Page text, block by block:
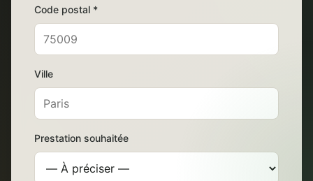
Code postal *
Ville
Prestation souhaitée